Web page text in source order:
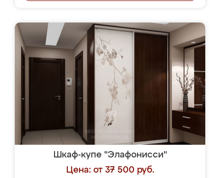
Шкаф-купе "Элафонисси"
Цена: от 37 500 руб.